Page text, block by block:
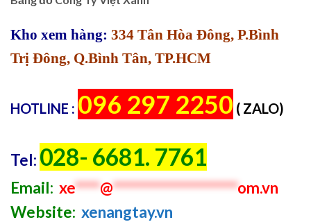
Kho xem hàng: 334 Tân Hòa Đông, P.Bình
Trị Đông, Q.Bình Tân, TP.HCM
HOTLINE : 096 297 2250 ( ZALO)
Tel: 028- 6681. 7761
Email: xe****@********************om.vn
Website: xenangtay.vn